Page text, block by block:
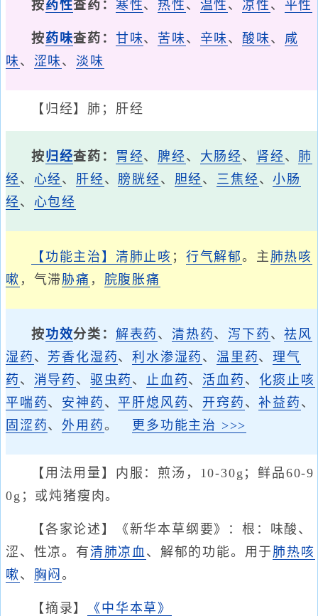
按药性查药： 寒性、 热性 、 温性 、 凉性 、 平性
按药味查药： 甘味、 苦味、 辛味、 酸味、 咸
味、 涩味、 淡味
【归经】肺；肝经
按归经查药： 胃经、 脾经、 大肠经、 肾经、 肺
经、 心经、 肝经、膀胱经、 胆经、 三焦经、小肠
经、 心包经
【功能主治】 清肺止咳 ； 行气解郁。主 肺热咳
嗽 ，气滞胁痛 ， 脘腹胀痛
按功效分类： 解表药 、清热药、 泻下药 、祛风
湿药 、 芳香化湿药、利水渗湿药 、温里药、理气
药 、 消导药 、 驱虫药 、 止血药、 活血药 、 化痰止咳
平喘药、 安神药 、 平肝熄风药、 开窍药 、补益药 、
固涩药、外用药。 更多功能主治 >>>
【用法用量】内服：煎汤，10-30g；鲜品60-9
0g；或炖猪瘦肉。
【各家论述】《新华本草纲要》：根：味酸、
涩、性凉。有清肺凉血、解郁的功能。用于 肺热咳
嗽、 胸闷。
【摘录】 《中华本草》